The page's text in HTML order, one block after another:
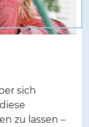
sich
zu lassen –